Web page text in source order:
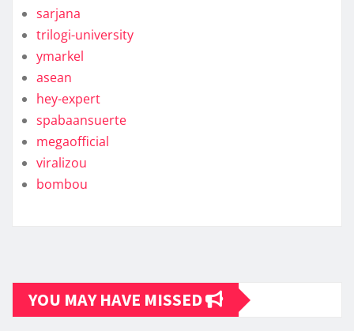
sarjana
trilogi-university
ymarkel
asean
hey-expert
spabaansuerte
megaofficial
viralizou
bombou
YOU MAY HAVE MISSED